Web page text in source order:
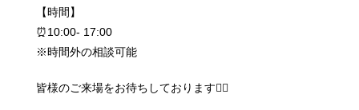
【時間】
⏰10:00- 17:00
※時間外の相談可能
皆様のご来場をお待ちしております💁‍♀️